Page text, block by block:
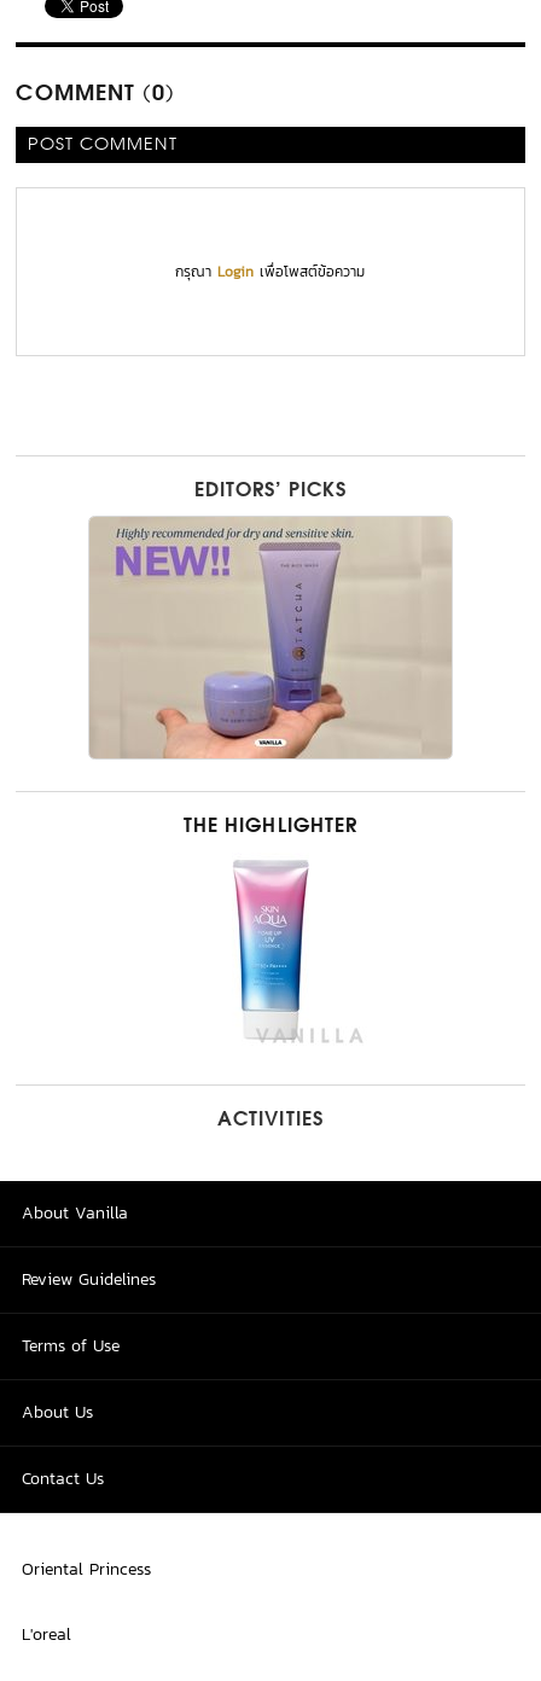
COMMENT (0)
POST COMMENT
กรุณาLogin เพื่อโพสต์ข้อความ
EDITORS’ PICKS
THE HIGHLIGHTER
ACTIVITIES
About Vanilla
Review Guidelines
Terms of Use
About Us
Contact Us
Oriental Princess
L'oreal